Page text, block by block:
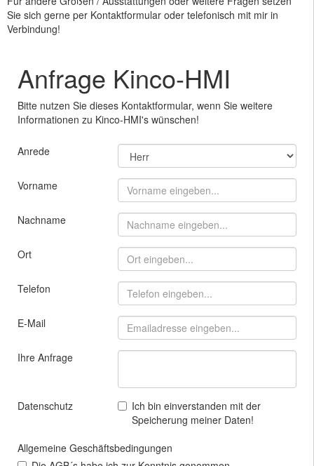
Sie sich gerne per Kontaktformular oder telefonisch mit mir in
Verbindung!